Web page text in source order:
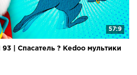
57:9
| Спасатель ? Kedoo мультики